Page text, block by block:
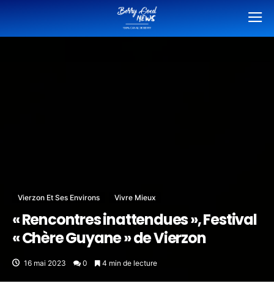
Vierzon Et Ses Environs Vivre Mieux
« Rencontres inattendues », Festival
« Chère Guyane » de Vierzon
16 mai 2023 0 4 min de lecture